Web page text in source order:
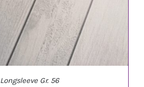
Longsleeve Gr. 56